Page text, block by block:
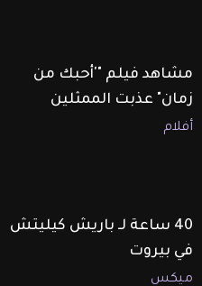
مشاهد فيلم "'أحبك من
زمان" عذبت الممثلين
أفلام
40 ساعة لـ باريش كيليتش
في بيروت
ميكس